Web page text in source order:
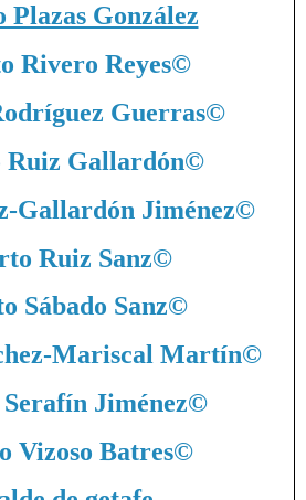
Plazas González
Rivero Reyes©
Guerras©
Gallardón©
Gallardón Jiménez©
Ruiz Sanz©
Sábado Sanz©
Mariscal Martín©
Jiménez©
Vizoso Batres©